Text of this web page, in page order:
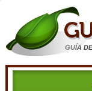
GUÍA